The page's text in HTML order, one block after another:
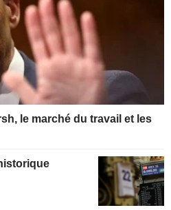
le marché du travail et les